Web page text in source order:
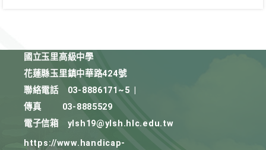
國立玉里高級中學
花蓮縣玉里鎮中華路424號
聯絡電話
03-8886171~5
傳真
03-8885529
電子信箱
ylsh19@ylsh.hlc.edu.tw
https://www.handicap-